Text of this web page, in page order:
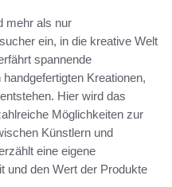
mehr als nur
ein, in die kreative Welt
spannende
Kreationen,
Hier wird das
Möglichkeiten zur
Künstlern und
eine eigene
und den Wert der Produkte